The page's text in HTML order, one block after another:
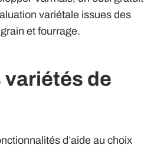
variétale issues des
et fourrage.
variétés de
d’aide au choix